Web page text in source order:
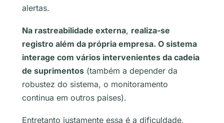
alertas.
Na rastreabilidade externa, realiza-se
registro além da própria empresa. O sistema
interage com vários intervenientes da cadeia
de suprimentos (também a depender da
robustez do sistema, o monitoramento
continua em outros países).
Entretanto justamente essa é a dificuldade,